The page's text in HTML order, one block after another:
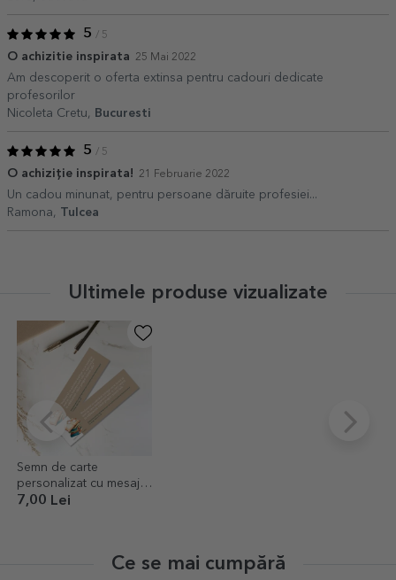
5 / 5
O achizitie inspirata 25 Mai 2022
Am descoperit o oferta extinsa pentru cadouri dedicate
profesorilor
Nicoleta Cretu,
Bucuresti
5 / 5
O achiziție inspirata! 21 Februarie 2022
Un cadou minunat, pentru persoane dăruite profesiei...
Ramona, Tulcea
Ultimele produse vizualizate
Semn de carte
personalizat cu mesaj
pentru profesori
7,00 Lei
Ce se mai cumpără